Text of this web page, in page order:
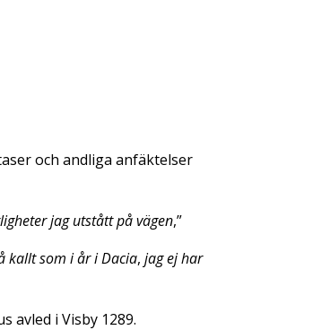
och andliga anfäktelser
jag utstått på vägen,”
kallt som i år i Dacia, jag ej har
avled i Visby 1289.